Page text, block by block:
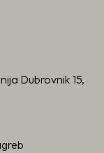
Dubrovnik 15,